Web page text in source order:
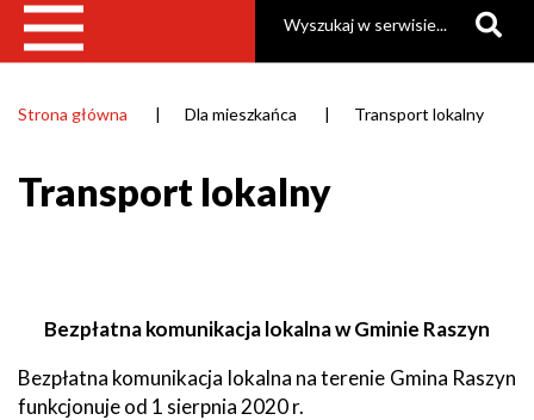
Strona główna Dla mieszkańca Transport lokalny
Transport lokalny
Bezpłatna komunikacja lokalna w Gminie Raszyn
Bezpłatna komunikacja lokalna na terenie Gmina Raszyn
funkcjonuje od 1 sierpnia 2020 r.